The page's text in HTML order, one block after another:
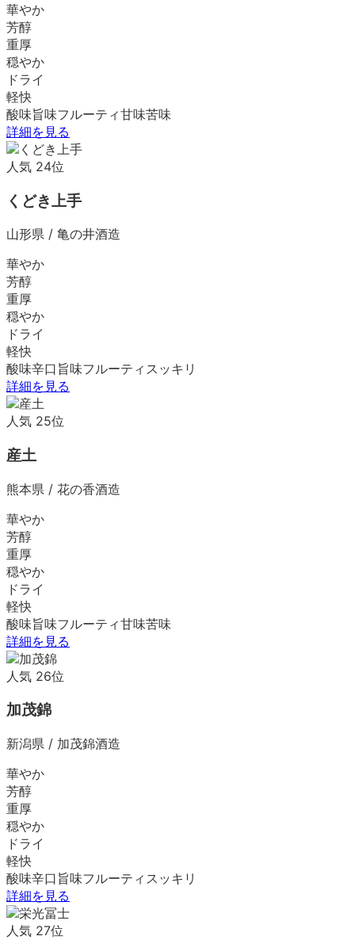
華やか
芳醇
重厚
穏やか
ドライ
軽快
酸味旨味フルーティ甘味苦味
詳細を見る
人気 24位
くどき上手
山形県 / 亀の井酒造
華やか
芳醇
重厚
穏やか
ドライ
軽快
酸味辛口 旨味フルーティ スッキリ
詳細を見る
人気 25位
産土
熊本県 / 花の香酒造
華やか
芳醇
重厚
穏やか
ドライ
軽快
酸味旨味フルーティ甘味苦味
詳細を見る
人気 26位
加茂錦
新潟県 / 加茂錦酒造
華やか
芳醇
重厚
穏やか
ドライ
軽快
酸味辛口 旨味フルーティ スッキリ
詳細を見る
人気 27位